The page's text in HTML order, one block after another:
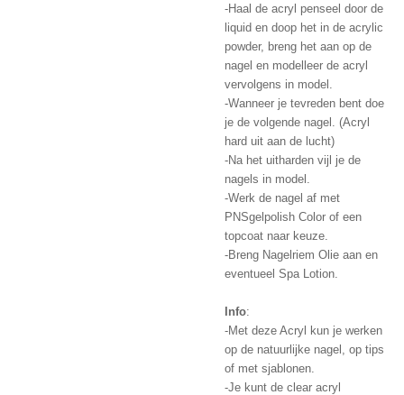
-Haal de acryl penseel door de
liquid en doop het in de acrylic
powder, breng het aan op de
nagel en modelleer de acryl
vervolgens in model.
-Wanneer je tevreden bent doe
je de volgende nagel. (Acryl
hard uit aan de lucht)
-Na het uitharden vijl je de
nagels in model.
-Werk de nagel af met
PNSgelpolish Color of een
topcoat naar keuze.
-Breng Nagelriem Olie aan en
eventueel Spa Lotion.
Info:
-Met deze Acryl kun je werken
op de natuurlijke nagel, op tips
of met sjablonen.
-Je kunt de clear acryl